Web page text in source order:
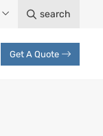
search
Get A Quote